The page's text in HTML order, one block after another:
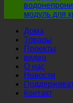
модуль для
Дома
Товары
Проекты
видео
О нас
Новости
Контакт